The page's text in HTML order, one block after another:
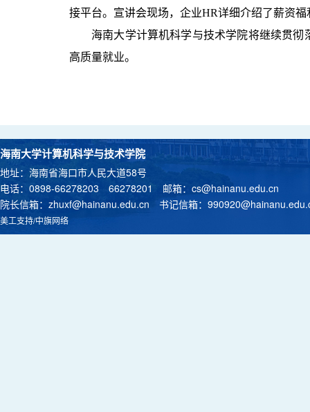
接平台。宣讲会现场，企业HR详细介绍了薪资
海南大学计算机科学与技术学院将继续贯
高质量就业。
海南大学计算机科学与技术学院
地址：海南省海口市人民大道58号
电话：0898-66278203 66278201 邮箱： cs@hainanu.edu.cn
院长信箱： zhuxf@hainanu.edu.cn 书记信箱：
美工支持/中旗网络